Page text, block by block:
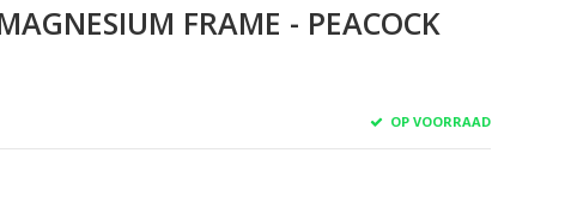
FRAME - PEACOCK
OP VOORRAAD